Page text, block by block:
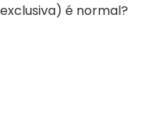
é normal?